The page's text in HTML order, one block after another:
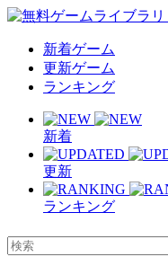
新着ゲーム
更新ゲーム
ランキング
新着
更新
ランキング